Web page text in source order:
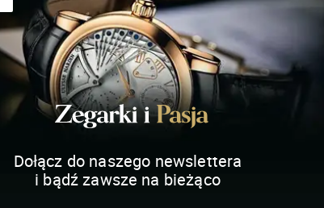
Dołącz do naszego newslettera
i bądź zawsze na bieżąco